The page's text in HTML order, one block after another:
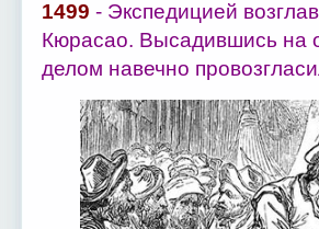
1499 - Экспедицией
Кюрасао. Высадившись на
делом навечно